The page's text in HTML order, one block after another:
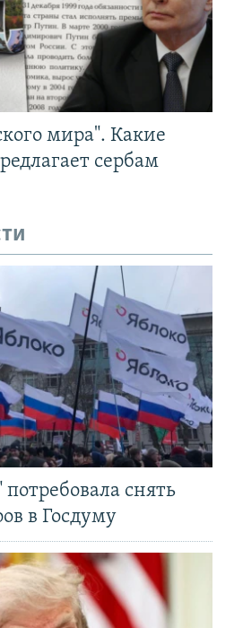
мира". Какие
сербам
снять
в Госдуму